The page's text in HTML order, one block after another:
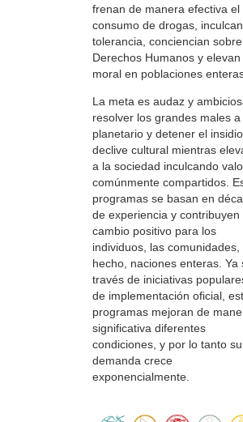
frenan de manera efectiva el
consumo de drogas, inculcan
tolerancia, conciencian
Derechos Humanos y elevan
moral en poblaciones
La meta es audaz y
resolver los grandes males a
planetario y detener el
declive cultural mientras
a la sociedad inculcando
comúnmente compartidos.
programas se basan en
de experiencia y contribuyen
cambio positivo para los
individuos, las comunidades,
hecho, naciones enteras. Ya
través de iniciativas
de implementación oficial,
programas mejoran de
significativa diferentes
condiciones, y por lo tanto su
demanda crece
exponencialmente.